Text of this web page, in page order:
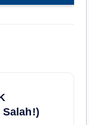
Salah!)